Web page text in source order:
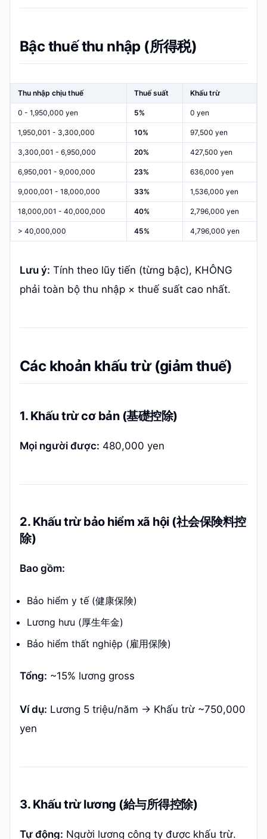
Bậc thuế thu nhập (所得税)
Thu nhập chịu thuế Thuế suất Khấu trừ
0 - 1,950,000 yen 5% 0 yen
1,950,001 - 3,300,000 10% 97,500 yen
3,300,001 - 6,950,000 20% 427,500 yen
6,950,001 - 9,000,000 23% 636,000 yen
9,000,001 - 18,000,000 33% 1,536,000 yen
18,000,001 - 40,000,000 40% 2,796,000 yen
> 40,000,000 45% 4,796,000 yen
Lưu ý: Tính theo lũy tiến (từng bậc), KHÔNG
phải toàn bộ thu nhập × thuế suất cao nhất.
Các khoản khấu trừ (giảm thuế)
1. Khấu trừ cơ bản (基礎控除)
Mọi người được: 480,000 yen
2. Khấu trừ bảo hiểm xã hội (社会保険料控
除)
Bao gồm:
Bảo hiểm y tế (健康保険)
Lương hưu (厚生年金)
Bảo hiểm thất nghiệp (雇用保険)
Tổng: ~15% lương gross
Ví dụ: Lương 5 triệu/năm → Khấu trừ ~750,000
yen
3. Khấu trừ lương (給与所得控除)
Tự động: Người lương công ty được khấu trừ.